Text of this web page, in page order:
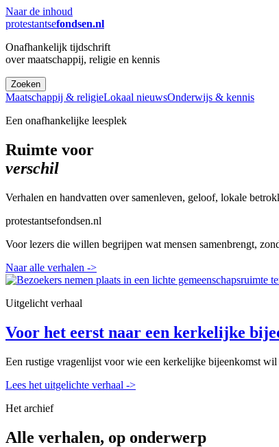
Naar de inhoud
protestantsefondsen.nl
Onafhankelijk tijdschrift
over maatschappij, religie en kennis
Zoeken
Maatschappij & religieLokaal nieuwsOnderwijs & kennis
Een onafhankelijke leesplek
Ruimte voor
verschil
Verhalen en handvatten over samenleven, geloof, lokale
protestantsefondsen.nl
Voor lezers die willen begrijpen wat mensen samenbrengt,
Naar alle verhalen ->
Uitgelicht verhaal
Voor het eerst naar een kerkelijke
Een rustige vragenlijst voor wie een kerkelijke bijeenkomst
Lees het uitgelichte verhaal ->
Het archief
Alle verhalen, op onderwerp